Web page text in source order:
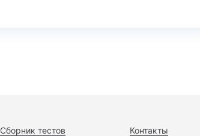
Сборник тестов Контакты